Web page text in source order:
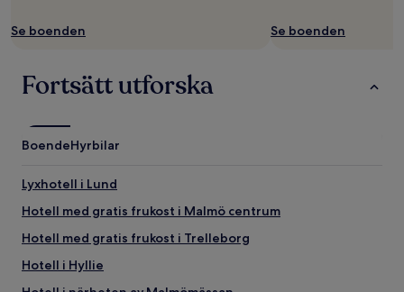
Se boenden Se boenden
Fortsätt utforska
BoendeHyrbilar
Lyxhotell i Lund
Hotell med gratis frukost i Malmö centrum
Hotell med gratis frukost i Trelleborg
Hotell i Hyllie